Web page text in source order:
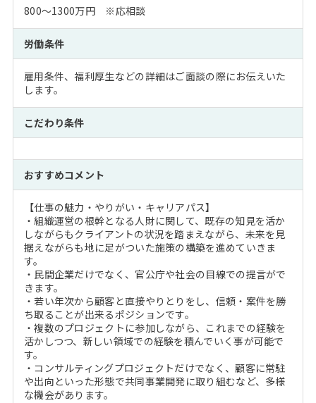
800～1300万円 ※応相談
労働条件
雇用条件、福利厚生などの詳細はご面談の際にお伝えいた
します。
こだわり条件
おすすめコメント
【仕事の魅力・やりがい・キャリアパス】
・組織運営の根幹となる人財に関して、既存の知見を活か
しながらもクライアントの状況を踏まえながら、未来を見
据えながらも地に足がついた施策の構築を進めていきま
す。
・民間企業だけでなく、官公庁や社会の目線での提言がで
きます。
・若い年次から顧客と直接やりとりをし、信頼・案件を勝
ち取ることが出来るポジションです。
・複数のプロジェクトに参加しながら、これまでの経験を
活かしつつ、新しい領域での経験を積んでいく事が可能で
す。
・コンサルティングプロジェクトだけでなく、顧客に常駐
や出向といった形態で共同事業開発に取り組むなど、多様
な機会があります。